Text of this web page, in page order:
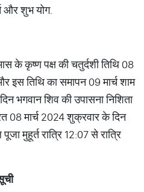
और शुभ योग.
के कृष्ण पक्ष की चतुर्दशी तिथि 08
इस तिथि का समापन 09 मार्च शाम
भगवान शिव की उपासना निशिता
08 मार्च 2024 शुक्रवार के दिन
मुहूर्त रात्रि 12:07 से रात्रि